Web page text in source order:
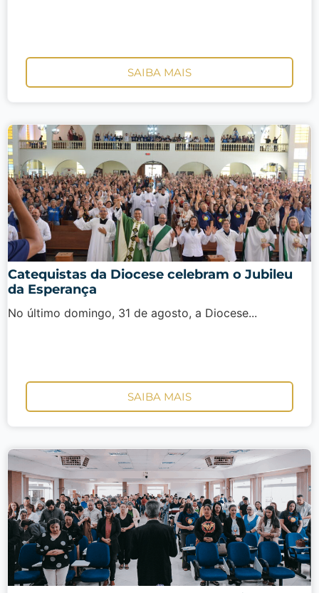
SAIBA MAIS
Catequistas da Diocese celebram o Jubileu
da Esperança
No último domingo, 31 de agosto, a Diocese...
SAIBA MAIS